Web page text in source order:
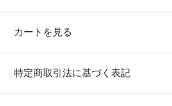
カートを見る
特定商取引法に基づく表記